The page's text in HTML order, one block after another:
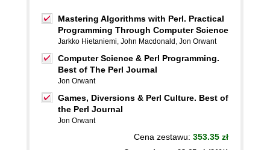
Mastering Algorithms with Perl. Practical
Programming Through Computer Science
Jarkko Hietaniemi, John Macdonald , Jon Orwant
Computer Science & Perl Programming.
Best of The Perl Journal
Jon Orwant
Games, Diversions & Perl Culture. Best of
the Perl Journal
Jon Orwant
Cena zestawu: 353.35 zł